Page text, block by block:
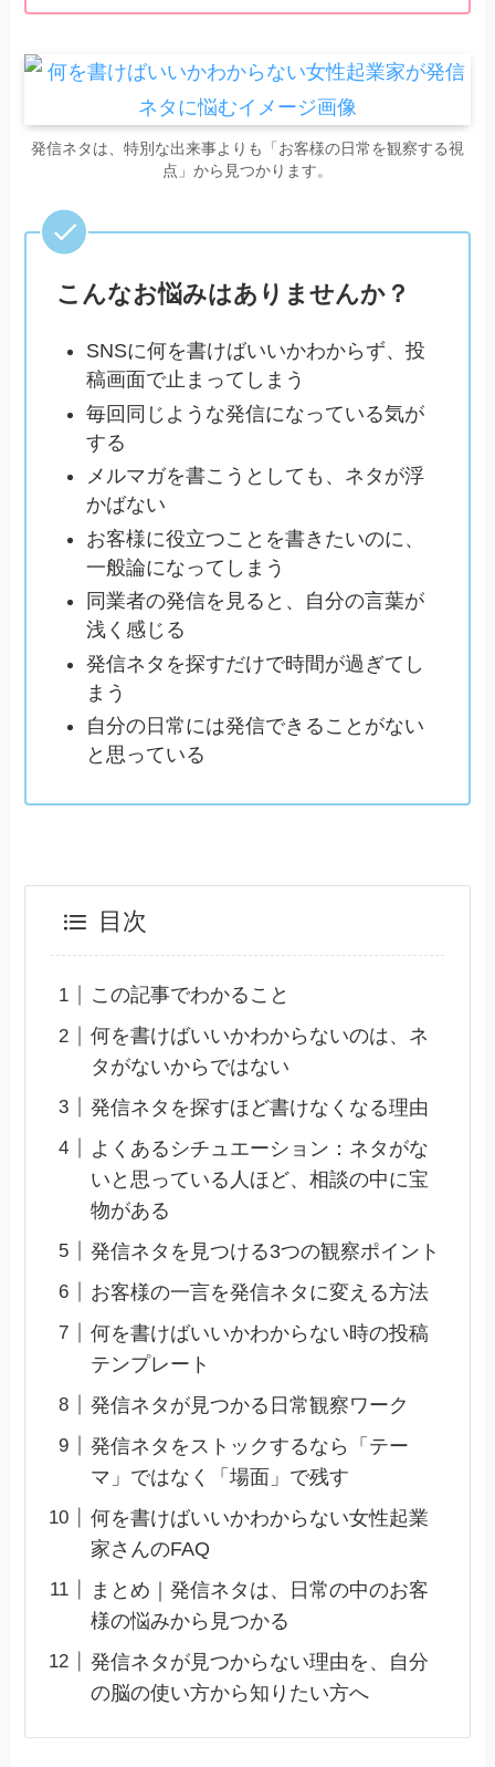
発信ネタは、特別な出来事よりも「お客様の日常を観察する視
点」から見つかります。
こんなお悩みはありませんか？
SNSに何を書けばいいかわからず、投
稿画面で止まってしまう
毎回同じような発信になっている気が
する
メルマガを書こうとしても、ネタが浮
かばない
お客様に役立つことを書きたいのに、
一般論になってしまう
同業者の発信を見ると、自分の言葉が
浅く感じる
発信ネタを探すだけで時間が過ぎてし
まう
自分の日常には発信できることがない
と思っている
目次
この記事でわかること
何を書けばいいかわからないのは、ネ
タがないからではない
発信ネタを探すほど書けなくなる理由
よくあるシチュエーション：ネタがな
いと思っている人ほど、相談の中に宝
物がある
発信ネタを見つける3つの観察ポイント
お客様の一言を発信ネタに変える方法
何を書けばいいかわからない時の投稿
テンプレート
発信ネタが見つかる日常観察ワーク
発信ネタをストックするなら「テー
マ」ではなく「場面」で残す
何を書けばいいかわからない女性起業
家さんのFAQ
まとめ｜発信ネタは、日常の中のお客
様の悩みから見つかる
発信ネタが見つからない理由を、自分
の脳の使い方から知りたい方へ